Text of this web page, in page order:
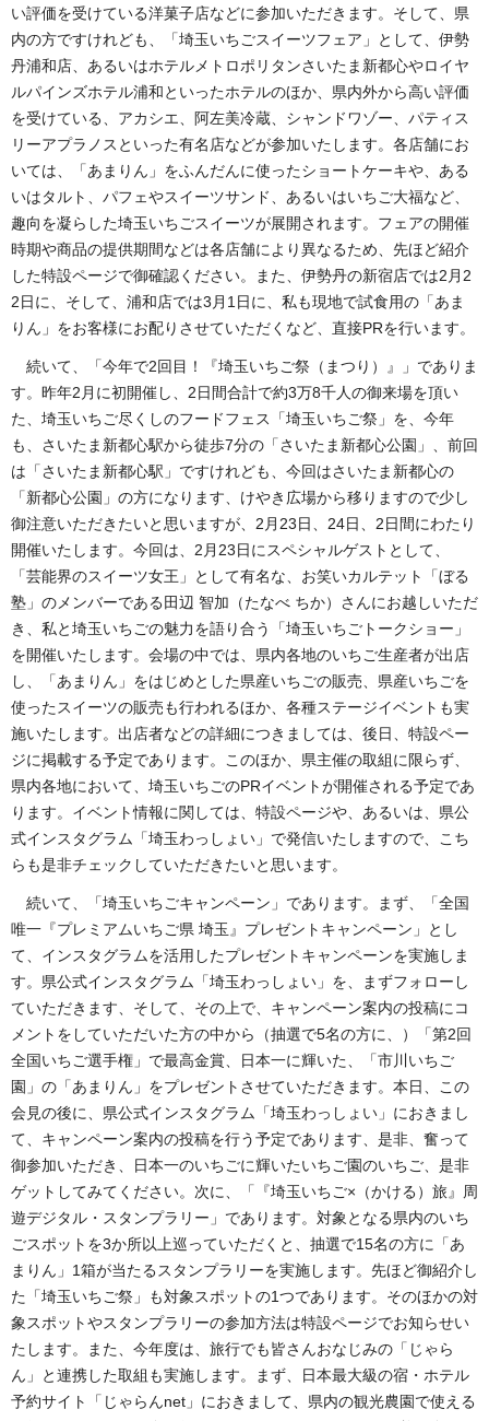
い評価を受けている洋菓子店などに参加いただきます。そして、県
内の方ですけれども、「埼玉いちごスイーツフェア」として、伊勢
丹浦和店、あるいはホテルメトロポリタンさいたま新都心やロイヤ
ルパインズホテル浦和といったホテルのほか、県内外から高い評価
を受けている、アカシエ、阿左美冷蔵、シャンドワゾー、パティス
リーアプラノスといった有名店などが参加いたします。各店舗にお
いては、「あまりん」をふんだんに使ったショートケーキや、ある
いはタルト、パフェやスイーツサンド、あるいはいちご大福など、
趣向を凝らした埼玉いちごスイーツが展開されます。フェアの開催
時期や商品の提供期間などは各店舗により異なるため、先ほど紹介
した特設ページで御確認ください。また、伊勢丹の新宿店では2月2
2日に、そして、浦和店では3月1日に、私も現地で試食用の「あま
りん」をお客様にお配りさせていただくなど、直接PRを行います。
続いて、「今年で2回目！『埼玉いちご祭（まつり）』」でありま
す。昨年2月に初開催し、2日間合計で約3万8千人の御来場を頂い
た、埼玉いちご尽くしのフードフェス「埼玉いちご祭」を、今年
も、さいたま新都心駅から徒歩7分の「さいたま新都心公園」、前回
は「さいたま新都心駅」ですけれども、今回はさいたま新都心の
「新都心公園」の方になります、けやき広場から移りますので少し
御注意いただきたいと思いますが、2月23日、24日、2日間にわたり
開催いたします。今回は、2月23日にスペシャルゲストとして、
「芸能界のスイーツ女王」として有名な、お笑いカルテット「ぼる
塾」のメンバーである田辺 智加（たなべ ちか）さんにお越しいただ
き、私と埼玉いちごの魅力を語り合う「埼玉いちごトークショー」
を開催いたします。会場の中では、県内各地のいちご生産者が出店
し、「あまりん」をはじめとした県産いちごの販売、県産いちごを
使ったスイーツの販売も行われるほか、各種ステージイベントも実
施いたします。出店者などの詳細につきましては、後日、特設ペー
ジに掲載する予定であります。このほか、県主催の取組に限らず、
県内各地において、埼玉いちごのPRイベントが開催される予定であ
ります。イベント情報に関しては、特設ページや、あるいは、県公
式インスタグラム「埼玉わっしょい」で発信いたしますので、こち
らも是非チェックしていただきたいと思います。
続いて、「埼玉いちごキャンペーン」であります。まず、「全国
唯一『プレミアムいちご県 埼玉』プレゼントキャンペーン」とし
て、インスタグラムを活用したプレゼントキャンペーンを実施しま
す。県公式インスタグラム「埼玉わっしょい」を、まずフォローし
ていただきます、そして、その上で、キャンペーン案内の投稿にコ
メントをしていただいた方の中から（抽選で5名の方に、）「第2回
全国いちご選手権」で最高金賞、日本一に輝いた、「市川いちご
園」の「あまりん」をプレゼントさせていただきます。本日、この
会見の後に、県公式インスタグラム「埼玉わっしょい」におきまし
て、キャンペーン案内の投稿を行う予定であります、是非、奮って
御参加いただき、日本一のいちごに輝いたいちご園のいちご、是非
ゲットしてみてください。次に、「『埼玉いちご×（かける）旅』周
遊デジタル・スタンプラリー」であります。対象となる県内のいち
ごスポットを3か所以上巡っていただくと、抽選で15名の方に「あ
まりん」1箱が当たるスタンプラリーを実施します。先ほど御紹介し
た「埼玉いちご祭」も対象スポットの1つであります。そのほかの対
象スポットやスタンプラリーの参加方法は特設ページでお知らせい
たします。また、今年度は、旅行でも皆さんおなじみの「じゃら
ん」と連携した取組も実施します。まず、日本最大級の宿・ホテル
予約サイト「じゃらんnet」におきまして、県内の観光農園で使える